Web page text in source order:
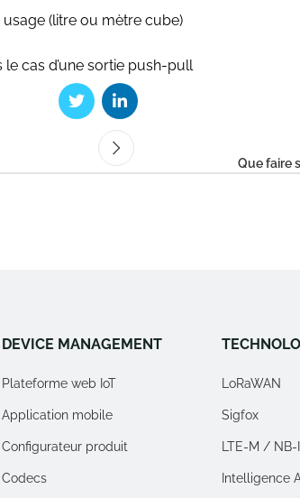
(litre ou mètre cube)
cas d’une sortie push-pull
Que faire
DEVICE MANAGEMENT
Plateforme web IoT
Application mobile
Configurateur produit
Codecs
LoRaWAN
Sigfox
LTE-M / NB-
Intelligence